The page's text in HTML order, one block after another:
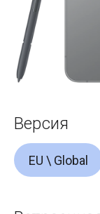
Версия
EU \ Global